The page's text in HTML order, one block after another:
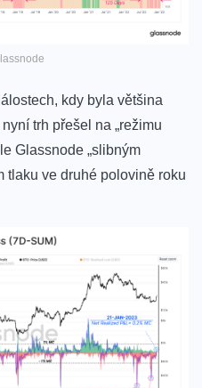
kdy byla většina
trh přešel na „režimu
Glassnode „slibným
tlaku ve druhé polovině roku